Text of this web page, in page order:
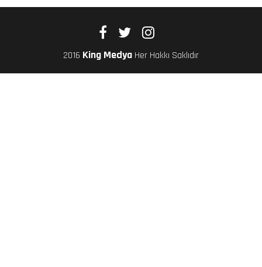
2016 King Medya Her Hakkı Saklıdır